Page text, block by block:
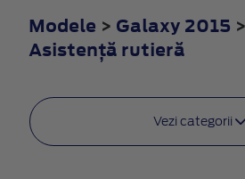
Modele > Galaxy 2015 >
Asistenţă rutieră
Vezi categorii